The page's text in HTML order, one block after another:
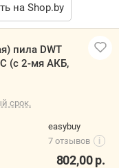
на Shop.by
пила DWT
(с 2-мя АКБ,
срок.
easybuy
7 отзывов
i
802,00р.